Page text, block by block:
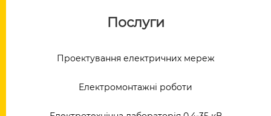
Послуги
Проектування електричних мереж
Електромонтажні роботи